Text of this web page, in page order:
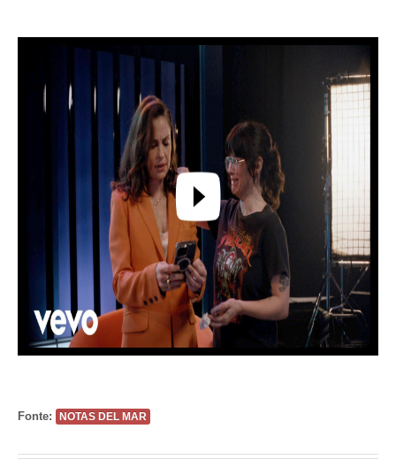
Fonte: NOTAS DEL MAR